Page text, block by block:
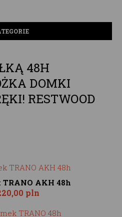
48H
DOMKI
RESTWOOD
TRANO AKH 48h
pln